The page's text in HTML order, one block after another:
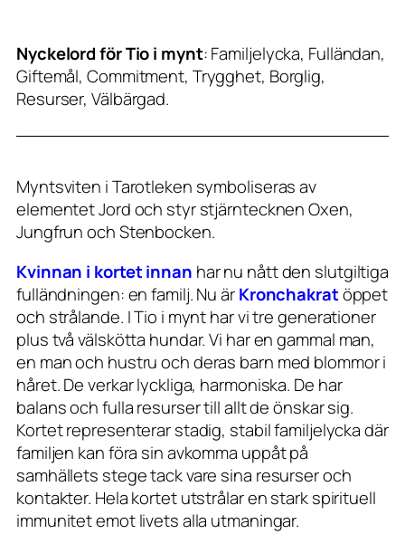
Nyckelord för Tio i mynt: Familjelycka, Fulländan,
Giftemål, Commitment, Trygghet, Borglig,
Resurser, Välbärgad.
Myntsviten i Tarotleken symboliseras av
elementet Jord och styr stjärntecknen Oxen,
Jungfrun och Stenbocken.
Kvinnan i kortet innan har nu nått den slutgiltiga
fulländningen: en familj. Nu ärKronchakratöppet
och strålande. I Tio i mynt har vi tre generationer
plus två välskötta hundar. Vi har en gammal man,
en man och hustru och deras barn med blommor i
håret. De verkar lyckliga, harmoniska. De har
balans och fulla resurser till allt de önskar sig.
Kortet representerar stadig, stabil familjelycka där
familjen kan föra sin avkomma uppåt på
samhällets stege tack vare sina resurser och
kontakter. Hela kortet utstrålar en stark spirituell
immunitet emot livets alla utmaningar.